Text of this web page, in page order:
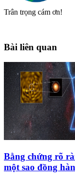
Trân trọng cám ơn!
Bài liên quan
Bằng chứng rõ
một sao đồng